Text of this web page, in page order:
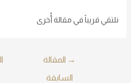
نلتقي قريباً في مقالة أُخرى
→ المقالة
السابقة